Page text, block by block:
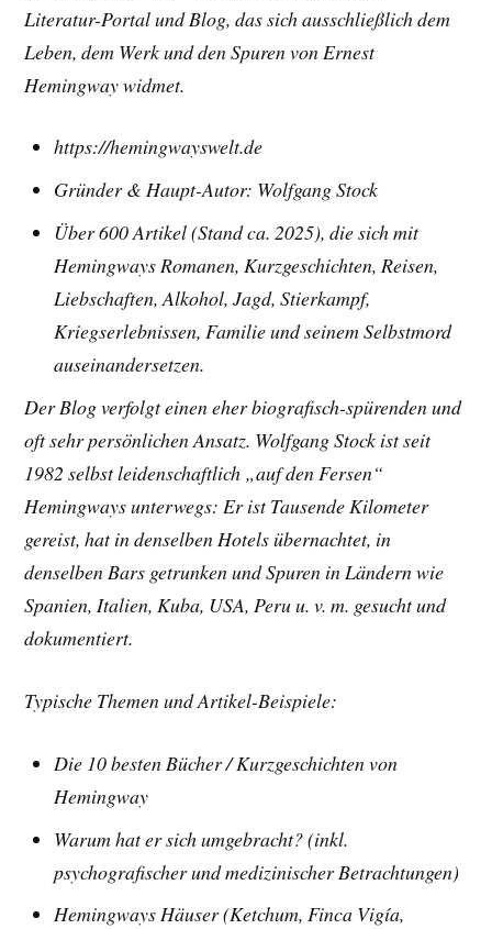
Literatur-Portal und Blog, das sich ausschließlich dem
Leben, dem Werk und den Spuren von Ernest
Hemingway widmet.
https://hemingwayswelt.de
Gründer & Haupt-Autor: Wolfgang Stock
Über 600 Artikel (Stand ca. 2025), die sich mit
Hemingways Romanen, Kurzgeschichten, Reisen,
Liebschaften, Alkohol, Jagd, Stierkampf,
Kriegserlebnissen, Familie und seinem Selbstmord
auseinandersetzen.
Der Blog verfolgt einen eher biografisch-spürenden und
oft sehr persönlichen Ansatz. Wolfgang Stock ist seit
1982 selbst leidenschaftlich „auf den Fersen“
Hemingways unterwegs: Er ist Tausende Kilometer
gereist, hat in denselben Hotels übernachtet, in
denselben Bars getrunken und Spuren in Ländern wie
Spanien, Italien, Kuba, USA, Peru u. v. m. gesucht und
dokumentiert.
Typische Themen und Artikel-Beispiele:
Die 10 besten Bücher /Kurzgeschichten von
Hemingway
Warum hat er sich umgebracht? (inkl.
psychografischer und medizinischer Betrachtungen)
Hemingways Häuser (Ketchum, Finca Vigía,